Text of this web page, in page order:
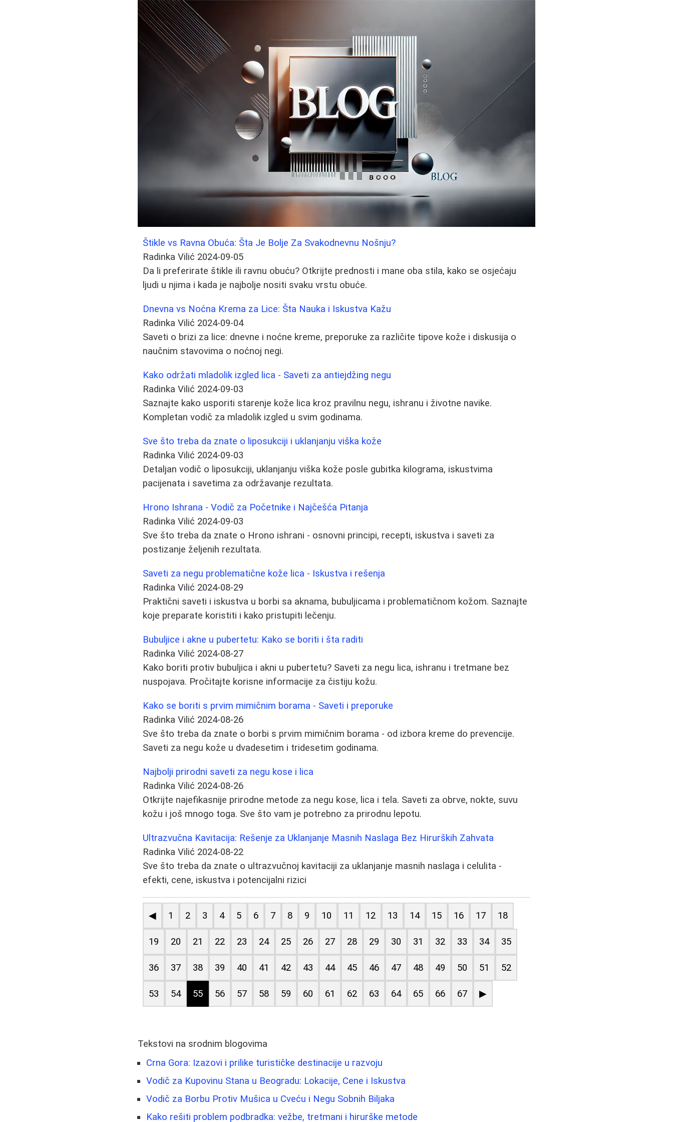
Štikle vs Ravna Obuća: Šta Je Bolje Za Svakodnevnu Nošnju?
Radinka Vilić 2024-09-05
Da li preferirate štikle ili ravnu obuću? Otkrijte prednosti i mane oba stila, kako se osjećaju
ljudi u njima i kada je najbolje nositi svaku vrstu obuće.
Dnevna vs Noćna Krema za Lice: Šta Nauka i Iskustva Kažu
Radinka Vilić 2024-09-04
Saveti o brizi za lice: dnevne i noćne kreme, preporuke za različite tipove kože i diskusija o
naučnim stavovima o noćnoj negi.
Kako održati mladolik izgled lica - Saveti za antiejdžing negu
Radinka Vilić 2024-09-03
Saznajte kako usporiti starenje kože lica kroz pravilnu negu, ishranu i životne navike.
Kompletan vodič za mladolik izgled u svim godinama.
Sve što treba da znate o liposukciji i uklanjanju viška kože
Radinka Vilić 2024-09-03
Detaljan vodič o liposukciji, uklanjanju viška kože posle gubitka kilograma, iskustvima
pacijenata i savetima za održavanje rezultata.
Hrono Ishrana - Vodič za Početnike i Najčešća Pitanja
Radinka Vilić 2024-09-03
Sve što treba da znate o Hrono ishrani - osnovni principi, recepti, iskustva i saveti za
postizanje željenih rezultata.
Saveti za negu problematične kože lica - Iskustva i rešenja
Radinka Vilić 2024-08-29
Praktični saveti i iskustva u borbi sa aknama, bubuljicama i problematičnom kožom. Saznajte
koje preparate koristiti i kako pristupiti lečenju.
Bubuljice i akne u pubertetu: Kako se boriti i šta raditi
Radinka Vilić 2024-08-27
Kako boriti protiv bubuljica i akni u pubertetu? Saveti za negu lica, ishranu i tretmane bez
nuspojava. Pročitajte korisne informacije za čistiju kožu.
Kako se boriti s prvim mimičnim borama - Saveti i preporuke
Radinka Vilić 2024-08-26
Sve što treba da znate o borbi s prvim mimičnim borama - od izbora kreme do prevencije.
Saveti za negu kože u dvadesetim i tridesetim godinama.
Najbolji prirodni saveti za negu kose i lica
Radinka Vilić 2024-08-26
Otkrijte najefikasnije prirodne metode za negu kose, lica i tela. Saveti za obrve, nokte, suvu
kožu i još mnogo toga. Sve što vam je potrebno za prirodnu lepotu.
Ultrazvučna Kavitacija: Rešenje za Uklanjanje Masnih Naslaga Bez Hirurških Zahvata
Radinka Vilić 2024-08-22
Sve što treba da znate o ultrazvučnoj kavitaciji za uklanjanje masnih naslaga i celulita -
efekti, cene, iskustva i potencijalni rizici
◀ 1 2 3 4 5 6 7 8 9 10 11 12 13 14 15 16 17 18
19 20 21 22 23 24 25 26 27 28 29 30 31 32 33 34 35
36 37 38 39 40 41 42 43 44 45 46 47 48 49 50 51 52
53 54 55 56 57 58 59 60 61 62 63 64 65 66 67 ▶
Tekstovi na srodnim blogovima
Crna Gora: Izazovi i prilike turističke destinacije u razvoju
Vodič za Kupovinu Stana u Beogradu: Lokacije, Cene i Iskustva
Vodič za Borbu Protiv Mušica u Cveću i Negu Sobnih Biljaka
Kako rešiti problem podbradka: vežbe, tretmani i hirurške metode